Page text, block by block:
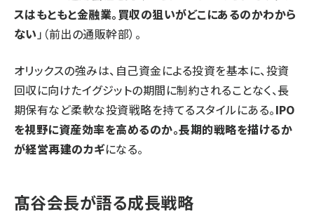
スはもともと金融業。買収の狙いがどこにあるのかわから
ない」（前出の通販幹部）。
オリックスの強みは、自己資金による投資を基本に、投資
回収に向けたイグジットの期間に制約されることなく、長
期保有など柔軟な投資戦略を持てるスタイルにある。IPO
を視野に資産効率を高めるのか。長期的戦略を描けるか
が経営再建のカギになる。
髙谷会長が語る成長戦略